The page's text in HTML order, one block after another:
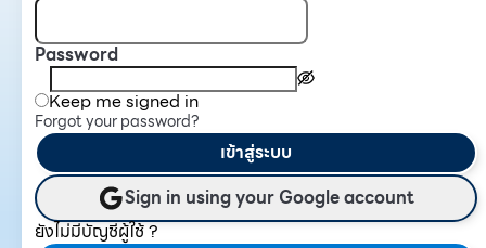
Password
Keep me signed in
Forgot your password?
เข้าสู่ระบบ
Sign in using your Google account
ยังไม่มีบัญชีผู้ใช้ ?